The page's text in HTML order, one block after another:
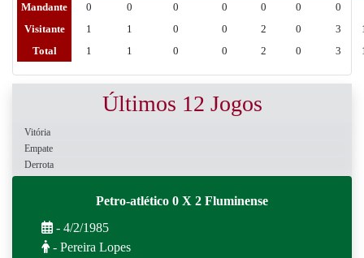
Mandante 0 0 0 0 0 0
0
Visitante
1 1 0 0 2 0 3
Total
1 1 0 0 2 0 3
Últimos 12 Jogos
Vitória
Empate
Derrota
Petro-atlético 0 X 2 Fluminense
- 4/2/1985
- Pereira Lopes